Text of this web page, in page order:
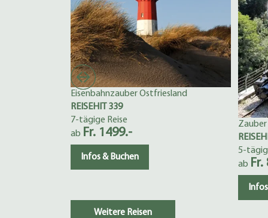
Eisenbahnzauber Ostfriesland
REISEHIT 339
7-tägige Reise
ab Fr. 1499.-
Infos & Buchen
5-
ab
Weitere Reisen